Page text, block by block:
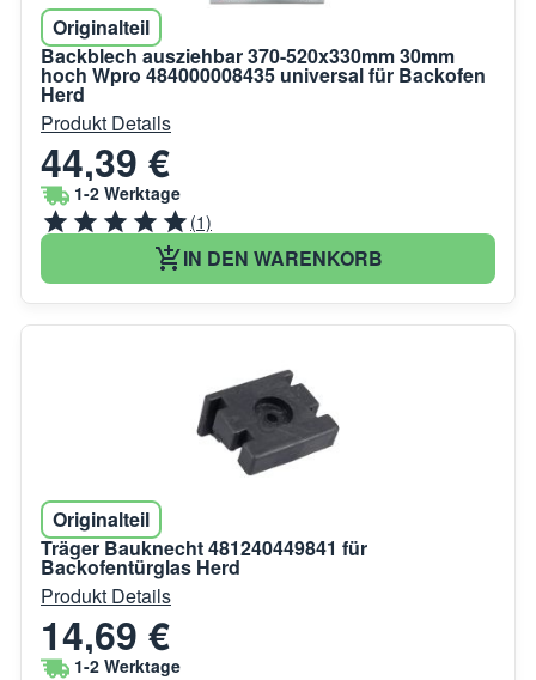
Originalteil
Backblech ausziehbar 370-520x330mm 30mm
hoch Wpro 484000008435 universal für Backofen
Herd
Produkt Details
44,39 €
1-2 Werktage
(1)
IN DEN WARENKORB
Originalteil
Träger Bauknecht 481240449841 für
Backofentürglas Herd
Produkt Details
14,69 €
1-2 Werktage